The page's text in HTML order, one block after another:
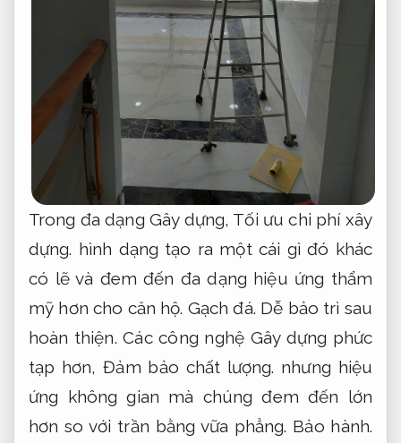
Trong đa dạng Gây dựng, Tối ưu chi phí xây
dựng. hình dạng tạo ra một cái gì đó khác
có lẽ và đem đến đa dạng hiệu ứng thẩm
mỹ hơn cho căn hộ. Gạch đá. Dễ bảo trì sau
hoàn thiện. Các công nghệ Gây dựng phức
tạp hơn,Đảm bảo chất lượng. nhưng hiệu
ứng không gian mà chúng đem đến lớn
hơn so với trần bằng vữa phẳng. Bảo hành.